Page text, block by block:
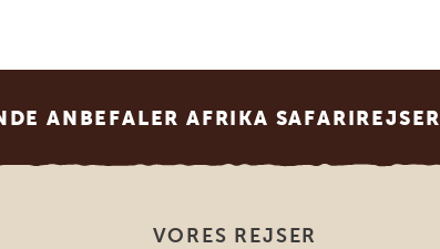
ANBEFALER AFRIKA SAFARIREJSER
VORES REJSER